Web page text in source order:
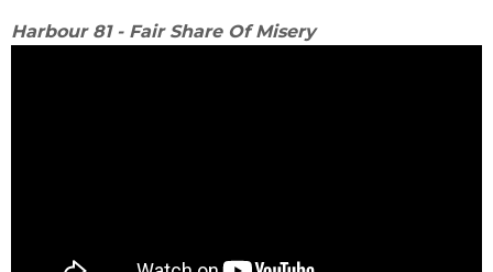
Harbour 81 - Fair Share Of Misery